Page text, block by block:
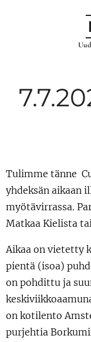
Tulimme tänne
yhdeksän aikaan
myötävirrassa.
Matkaa Kielista
Aikaa on vietetty
pientä (isoa)
on pohdittu ja
on kotilento
purjehtia